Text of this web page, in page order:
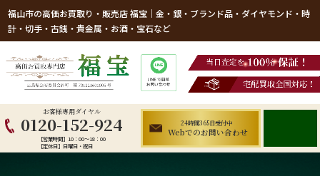
福山市の高価お買取り・販売店 福宝｜金・銀・ブランド品・ダイヤモンド・時
計・切手・古銭・貴金属・お酒・宝石など
お客様専用ダイヤル
0120-152-924
【営業時間】10：00～18：00
【定休日】日曜日・祝日
24時間365日受付中
Webでのお問い合わせ